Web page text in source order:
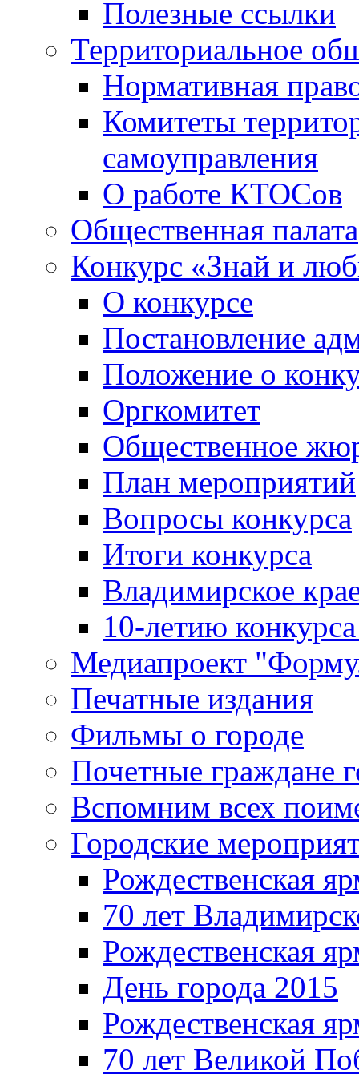
Полезные ссылки
Территориальное
Нормативная
Комитеты
самоуправления
О работе КТОСов
Общественная палата
Конкурс «Знай и
О конкурсе
Постановление
Положение о
Оргкомитет
Общественное
План мероприятий
Вопросы конкурса
Итоги конкурса
Владимирское
10-летию
Медиапроект
Печатные издания
Фильмы о городе
Почетные граждане
Вспомним всех
Городские
Рождественская
70 лет
Рождественская
День города 2015
Рождественская
70 лет Великой